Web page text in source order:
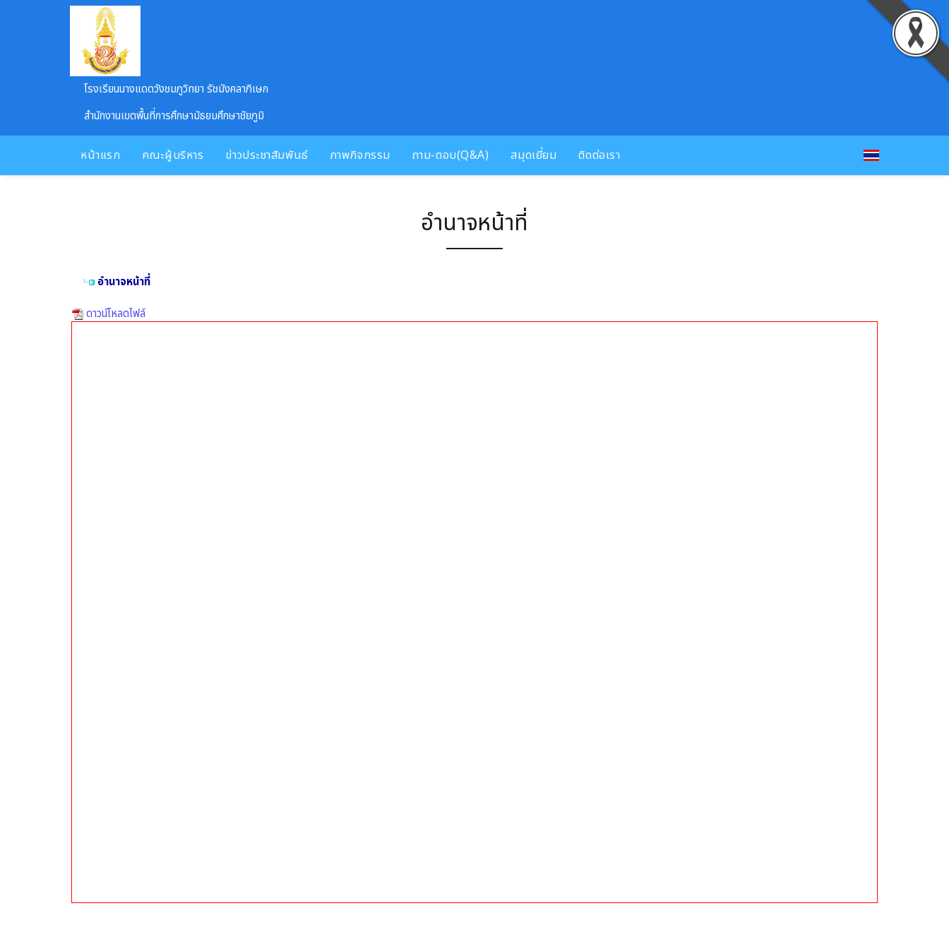
Skip to main content
โรงเรียนนางแดดวังชมภูวิทยา รัชมังคลาภิเษก
สำนักงานเขตพื้นที่การศึกษามัธยมศึกษาชัยภูมิ
หน้าแรก คณะผู้บริหาร ข่าวประชาสัมพันธ์ ภาพกิจกรรม ถาม-ตอบ(Q&A) สมุดเยี่ยม ติดต่อเรา
อำนาจหน้าที่
อำนาจหน้าที่
ดาวน์โหลดไฟล์